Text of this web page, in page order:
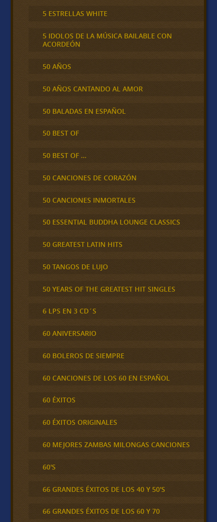
5 ESTRELLAS WHITE
5 IDOLOS DE LA MÚSICA BAILABLE CON
ACORDEÓN
50 AÑOS
50 AÑOS CANTANDO AL AMOR
50 BALADAS EN ESPAÑOL
50 BEST OF
50 BEST OF …
50 CANCIONES DE CORAZÓN
50 CANCIONES INMORTALES
50 ESSENTIAL BUDDHA LOUNGE CLASSICS
50 GREATEST LATIN HITS
50 TANGOS DE LUJO
50 YEARS OF THE GREATEST HIT SINGLES
6 LPS EN 3 CD´S
60 ANIVERSARIO
60 BOLEROS DE SIEMPRE
60 CANCIONES DE LOS 60 EN ESPAÑOL
60 ÉXITOS
60 ÉXITOS ORIGINALES
60 MEJORES ZAMBAS MILONGAS CANCIONES
60'S
66 GRANDES ÉXITOS DE LOS 40 Y 50'S
66 GRANDES ÉXITOS DE LOS 60 Y 70